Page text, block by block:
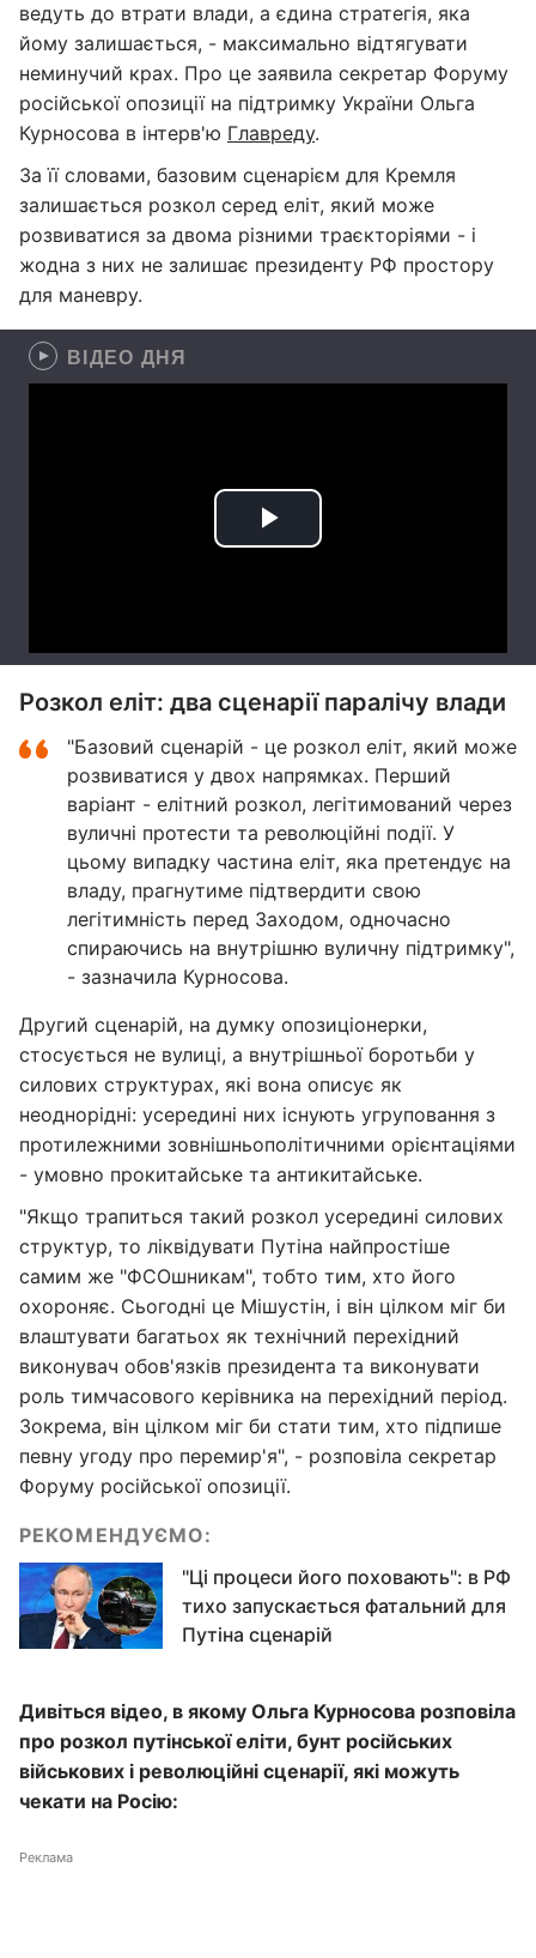
ведуть до втрати влади, а єдина стратегія, яка
йому залишається, - максимально відтягувати
неминучий крах. Про це заявила секретар Форуму
російської опозиції на підтримку України Ольга
Курносова в інтерв'ю Главреду.
За її словами, базовим сценарієм для Кремля
залишається розкол серед еліт, який може
розвиватися за двома різними траєкторіями - і
жодна з них не залишає президенту РФ простору
для маневру.
ВІДЕО ДНЯ
Розкол еліт: два сценарії паралічу влади
"Базовий сценарій - це розкол еліт, який може
розвиватися у двох напрямках. Перший
варіант - елітний розкол, легітимований через
вуличні протести та революційні події. У
цьому випадку частина еліт, яка претендує на
владу, прагнутиме підтвердити свою
легітимність перед Заходом, одночасно
спираючись на внутрішню вуличну підтримку",
- зазначила Курносова.
Другий сценарій, на думку опозиціонерки,
стосується не вулиці, а внутрішньої боротьби у
силових структурах, які вона описує як
неоднорідні: усередині них існують угруповання з
протилежними зовнішньополітичними орієнтаціями
- умовно прокитайське та антикитайське.
"Якщо трапиться такий розкол усередині силових
структур, то ліквідувати Путіна найпростіше
самим же "ФСОшникам", тобто тим, хто його
охороняє. Сьогодні це Мішустін, і він цілком міг би
влаштувати багатьох як технічний перехідний
виконувач обов'язків президента та виконувати
роль тимчасового керівника на перехідний період.
Зокрема, він цілком міг би стати тим, хто підпише
певну угоду про перемир'я", - розповіла секретар
Форуму російської опозиції.
РЕКОМЕНДУЄМО:
"Ці процеси його поховають": в РФ
тихо запускається фатальний для
Путіна сценарій
Дивіться відео, в якому Ольга Курносова розповіла
про розкол путінської еліти, бунт російських
військових і революційні сценарії, які можуть
чекати на Росію:
Реклама